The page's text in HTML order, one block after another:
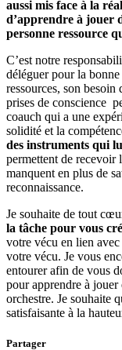
aussi mis face à la
d’apprendre à jouer
personne ressource
C’est notre
déléguer pour la
ressources, son besoin
prises de conscience
coauch qui a une
solidité et la
des instruments qui
permettent de recevoir
manquent en plus de
reconnaissance.
Je souhaite de tout
la tâche pour vous
votre vécu en lien
votre vécu. Je vous
entourer afin de vous
pour apprendre à jouer
orchestre. Je souhaite
satisfaisante à la
Partager